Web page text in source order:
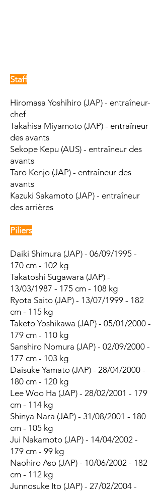
Staff
Hiromasa Yoshihiro (JAP) - entraîneur-
chef
Takahisa Miyamoto (JAP) - entraîneur
des avants
Sekope Kepu (AUS) - entraîneur des
avants
Taro Kenjo (JAP) - entraîneur des
avants
Kazuki Sakamoto (JAP) - entraîneur
des arrières
Piliers
Daiki Shimura (JAP) - 06/09/1995 -
170 cm - 102 kg
Takatoshi Sugawara (JAP) -
13/03/1987 - 175 cm - 108 kg
Ryota Saito (JAP) - 13/07/1999 - 182
cm - 115 kg
Taketo Yoshikawa (JAP) - 05/01/2000 -
179 cm - 110 kg
Sanshiro Nomura (JAP) - 02/09/2000 -
177 cm - 103 kg
Daisuke Yamato (JAP) - 28/04/2000 -
180 cm - 120 kg
Lee Woo Ha (JAP) - 28/02/2001 - 179
cm - 114 kg
Shinya Nara (JAP) - 31/08/2001 - 180
cm - 105 kg
Jui Nakamoto (JAP) - 14/04/2002 -
179 cm - 99 kg
Naohiro Aso (JAP) - 10/06/2002 - 182
cm - 112 kg
Junnosuke Ito (JAP) - 27/02/2004 -